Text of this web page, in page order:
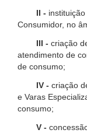
II -
Consumidor, no
III - criação
atendimento de
de consumo;
IV - criação
e Varas
consumo;
V -